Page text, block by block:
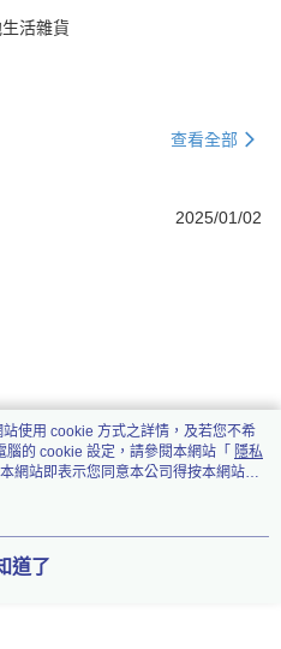
活雜貨
查看全部
2025/01/02
使用 cookie 方式之詳情，及若您不希
的 cookie 設定，請參閱本網站「 隱私
網站即表示您同意本公司得按本網站使
道了